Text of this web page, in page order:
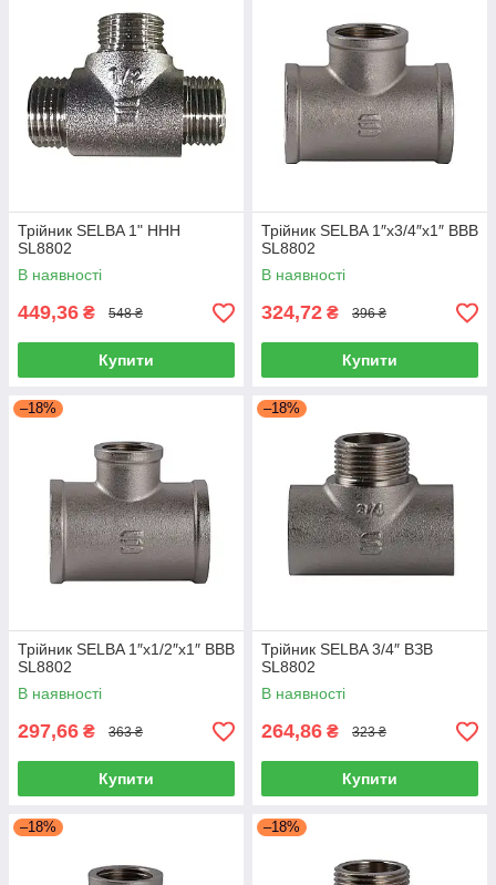
Трійник SELBA 1" ННН
SL8802
В наявності
449,36 ₴ 548 ₴
Купити
Трійник SELBA 1″х3/4″х1″ ВВВ
SL8802
В наявності
324,72 ₴ 396 ₴
Купити
–18%
Трійник SELBA 1″х1/2″х1″ ВВВ
SL8802
В наявності
297,66 ₴ 363 ₴
Купити
–18%
Трійник SELBA 3/4″ ВЗВ
SL8802
В наявності
264,86 ₴ 323 ₴
Купити
–18% –18%